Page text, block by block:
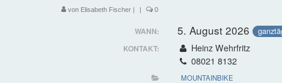
von Elisabeth Fischer | | 0
WANN: 5. August 2026
KONTAKT:
Heinz Wehrfritz
08021 8132
MOUNTAINBIKE